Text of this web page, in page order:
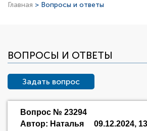
Главная > Вопросы и ответы
ВОПРОСЫ И ОТВЕТЫ
Задать вопрос
Вопрос № 23294
Автор: Наталья
09.12.2024,